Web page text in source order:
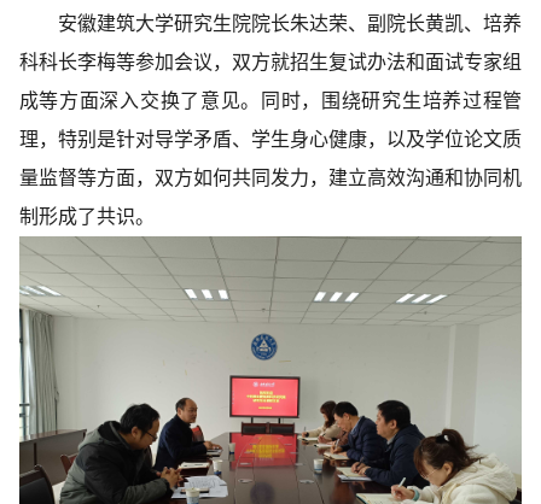
安徽建筑大学研究生院院长朱达荣、副院长黄凯、培养
科科长李梅等参加会议，双方就招生复试办法和面试专家组
成等方面深入交换了意见。同时，围绕研究生培养过程管
理，特别是针对导学矛盾、学生身心健康，以及学位论文质
量监督等方面，双方如何共同发力，建立高效沟通和协同机
制形成了共识。